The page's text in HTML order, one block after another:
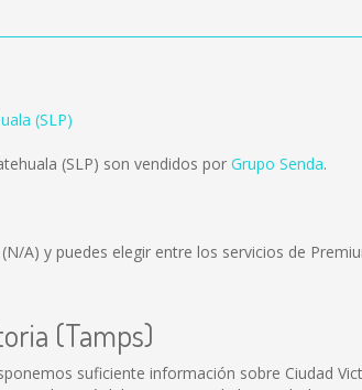
(SLP)
(SLP) son vendidos por Grupo Senda.
(N/A) y puedes elegir entre los servicios de
(Tamps)
suficiente información sobre Ciudad